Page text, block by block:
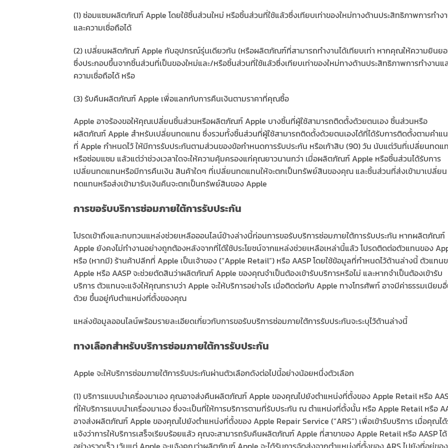
(1) ซ่อมแซมผลิตภัณฑ์ Apple โดยใช้ชิ้นส่วนใหม่ หรือชิ้นส่วนที่ใช้แล้วซึ่งเทียบเท่าของใหม่ทางด้านประสิทธิภาพการทำง
และความเชื่อถือได้
(2) เปลี่ยนผลิตภัณฑ์ Apple กับอุปกรณ์รุ่นเดียวกัน (หรือผลิตภัณฑ์ที่สามารถทำงานได้เทียบเท่า หากคุณให้ความยินย
ซึ่งประกอบขึ้นจากชิ้นส่วนที่เป็นของใหม่และ/หรือชิ้นส่วนที่ใช้แล้วซึ่งเทียบเท่าของใหม่ทางด้านประสิทธิภาพการทำงานแ
ความเชื่อถือได้ หรือ
(3) รับคืนผลิตภัณฑ์ Apple เพื่อแลกกับการคืนเงินตามราคาที่คุณซื้อ
Apple อาจร้องขอให้คุณเปลี่ยนชิ้นส่วนหรือผลิตภัณฑ์ Apple บางชิ้นที่ผู้ใช้สามารถติดตั้งด้วยตนเอง ชิ้นส่วนหรือ
ผลิตภัณฑ์ Apple สำหรับเปลี่ยนทดแทน ซึ่งรวมทั้งชิ้นส่วนที่ผู้ใช้สามารถติดตั้งด้วยตนเองได้ที่ได้รับการติดตั้งตามคำแน
ที่ Apple กำหนดไว้ ให้มีการรับประกันตามส่วนของข้อกำหนดการรับประกัน หรือเก้าสิบ (90) วัน นับแต่วันที่เปลี่ยนทดแ
หรือซ่อมแซม แล้วแต่ว่าช่วงเวลาใดจะให้ความคุ้มครองแก่คุณยาวนานกว่า เมื่อผลิตภัณฑ์ Apple หรือชิ้นส่วนได้รับการ
เปลี่ยนทดแทนหรือมีการคืนเงิน สินค้าใดๆ ที่เปลี่ยนทดแทนให้จะตกเป็นทรัพย์สินของคุณ และชิ้นส่วนที่ส่งเข้ามาเปลี่ยน
ทดแทนหรือส่งเข้ามารับเงินคืนจะตกเป็นทรัพย์สินของ Apple
การขอรับบริการซ่อมภายใต้การรับประกัน
โปรดเข้าถึงและทบทวนแหล่งช่วยเหลือออนไลน์ข้างล่างนี้ก่อนการขอรับบริการซ่อมภายใต้การรับประกัน หากผลิตภัณฑ์
Apple ยังคงไม่ทำงานอย่างถูกต้องหลังจากที่ได้ใช้ประโยชน์จากแหล่งช่วยเหลือเหล่านี้แล้ว โปรดติดต่อตัวแทนของ
หรือ (หากมี) ร้านค้าปลีกที่ Apple เป็นเจ้าของ (“Apple Retail”) หรือ AASP โดยใช้ข้อมูลที่กำหนดไว้ด้านล่างนี้ ตัวแทน
Apple หรือ AASP จะช่วยตัดสินว่าผลิตภัณฑ์ Apple ของคุณจำเป็นต้องเข้ารับบริการหรือไม่ และหากจำเป็นต้องเข้ารับ
บริการ ตัวแทนจะแจ้งให้คุณทราบว่า Apple จะให้บริการอย่างไร เมื่อติดต่อกับ Apple ทางโทรศัพท์ อาจมีค่าธรรมเนียม
ด้วย ขึ้นอยู่กับตำแหน่งที่ตั้งของคุณ
แหล่งข้อมูลออนไลน์พร้อมรายละเอียดเกี่ยวกับการขอรับบริการซ่อมภายใต้การรับประกันจะระบุไว้ด้านล่างนี้
ทางเลือกสำหรับบริการซ่อมภายใต้การรับประกัน
Apple จะให้บริการซ่อมภายใต้การรับประกันผ่านตัวเลือกดังต่อไปนี้อย่างน้อยหนึ่งตัวเลือก
(1) บริการแบบนำเครื่องมาเอง คุณอาจส่งคืนผลิตภัณฑ์ Apple ของคุณไปยังตำแหน่งที่ตั้งของ Apple Retail หรือ
ที่ให้บริการแบบนำเครื่องมาเอง ซึ่งจะเป็นที่ให้การบริการตามที่รับประกัน ณ ตำแหน่งที่ตั้งนั้น หรือ Apple Retail หรือ
อาจส่งผลิตภัณฑ์ Apple ของคุณไปยังตำแหน่งที่ตั้งของ Apple Repair Service (“ARS”) เพื่อเข้ารับบริการ เมื่อคุณไ
แจ้งว่าการให้บริการเสร็จเรียบร้อยแล้ว คุณจะสามารถรับคืนผลิตภัณฑ์ Apple ที่สาขาของ Apple Retail หรือ AASP ได้